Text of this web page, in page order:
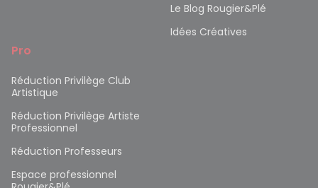
Le Blog Rougier&Plé
Idées Créatives
Pro
Réduction Privilège Club
Artistique
Réduction Privilège Artiste
Professionnel
Réduction Professeurs
Espace professionnel